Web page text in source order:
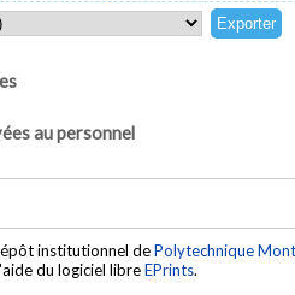
au personnel
institutionnel dePolytechnique
du logiciel libreEPrints.